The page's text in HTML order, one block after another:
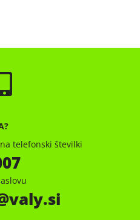
telefonski številki
valy.si